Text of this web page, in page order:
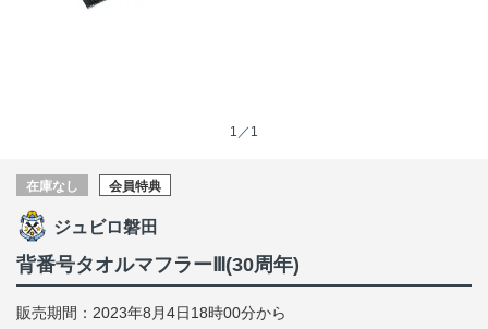
1／1
在庫なし 会員特典
ジュビロ磐田
背番号タオルマフラーⅢ(30周年)
販売期間：2023年8月4日18時00分から